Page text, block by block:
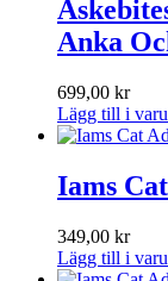
Anka
699,00 kr
Lägg till i
Iams
349,00 kr
Lägg till i